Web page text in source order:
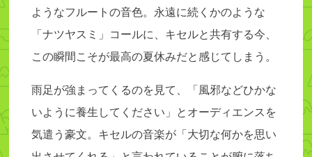
ようなフルートの音色。永遠に続くかのような
「ナツヤスミ」コールに、キセルと共有する今、
この瞬間こそが最高の夏休みだと感じてしまう。
雨足が強まってくるのを見て、「風邪などひかな
いように養生してください」とオーディエンスを
気遣う豪文。キセルの音楽が「大切な何かを思い